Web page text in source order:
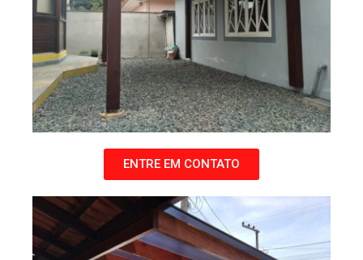
ENTRE EM CONTATO